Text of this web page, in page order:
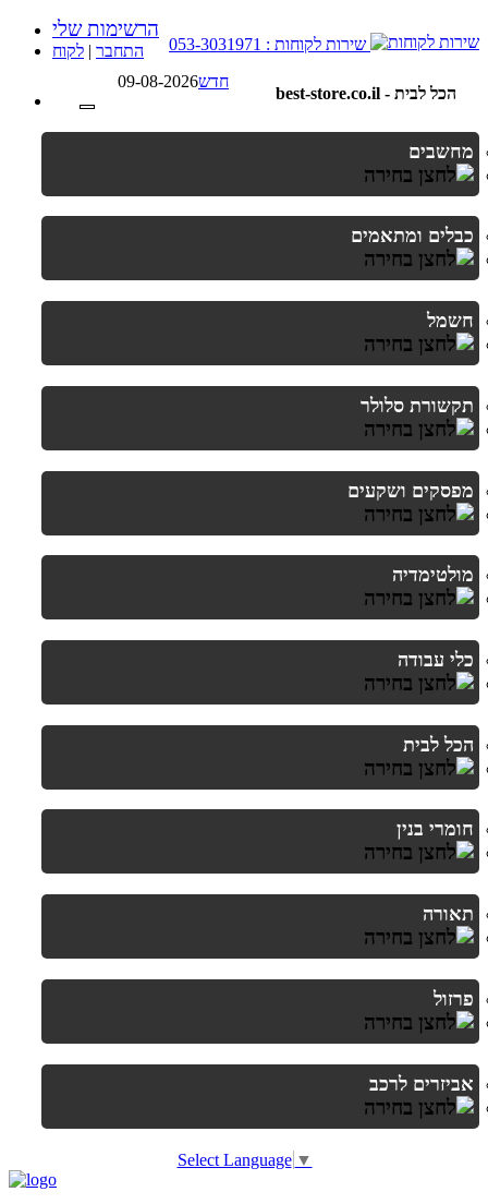
best-store.co.il - הכל לבית
09-08-2026
הרשימות שלי
התחבר | לקוח
חדש
מחשבים
כבלים ומתאמים
חשמל
תקשורת סלולר
מפסקים ושקעים
מולטימדיה
כלי עבודה
הכל לבית
חומרי בנין
תאורה
פרזול
אביזרים לרכב
Select Language ▼